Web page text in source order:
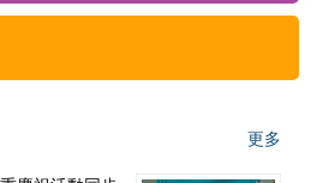
訊發佈平台
更多